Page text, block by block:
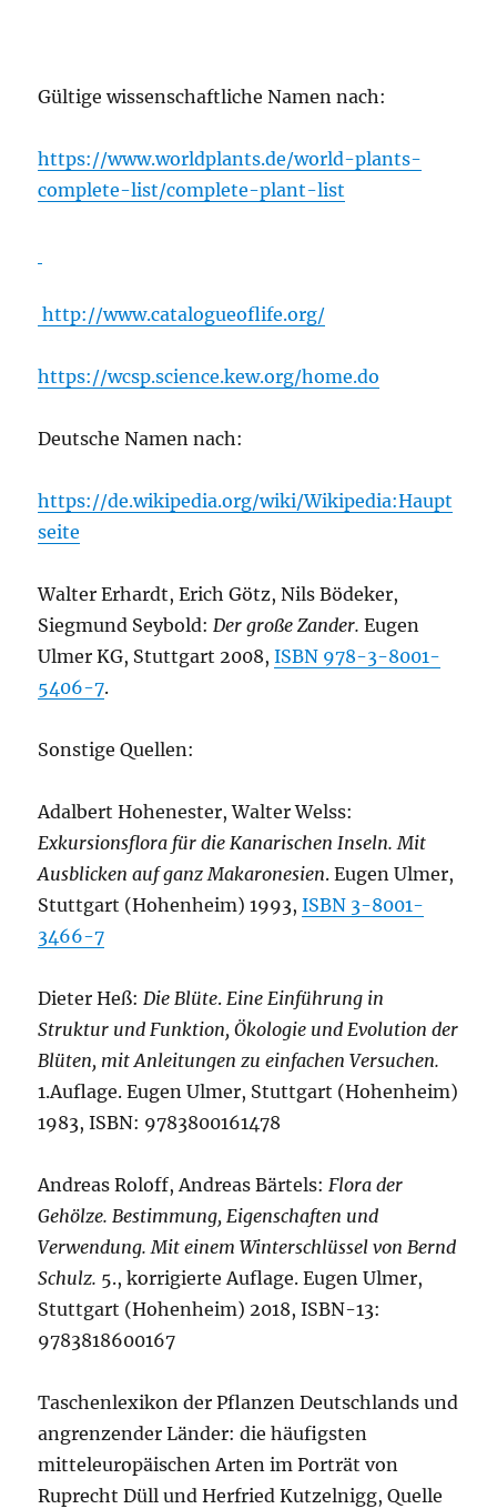
Gültige wissenschaftliche Namen nach:
https://www.worldplants.de/world-plants-
complete-list/complete-plant-list
http://www.catalogueoflife.org/
https://wcsp.science.kew.org/home.do
Deutsche Namen nach:
https://de.wikipedia.org/wiki/Wikipedia:Haupt
seite
Walter Erhardt, Erich Götz, Nils Bödeker,
Siegmund Seybold:Der große Zander. Eugen
Ulmer KG, Stuttgart 2008,ISBN 978-3-8001-
5406-7.
Sonstige Quellen:
Adalbert Hohenester, Walter Welss:
Exkursionsflora für die Kanarischen Inseln. Mit
Ausblicken auf ganz Makaronesien. Eugen Ulmer,
Stuttgart (Hohenheim) 1993,ISBN 3-8001-
3466-7
Dieter Heß:Die Blüte. Eine Einführung in
Struktur und Funktion, Ökologie und Evolution der
Blüten, mit Anleitungen zu einfachen Versuchen.
1.Auflage. Eugen Ulmer, Stuttgart (Hohenheim)
1983, ISBN: 9783800161478
Andreas Roloff, Andreas Bärtels:Flora der
Gehölze. Bestimmung, Eigenschaften und
Verwendung. Mit einem Winterschlüssel von Bernd
Schulz. 5., korrigierte Auflage. Eugen Ulmer,
Stuttgart (Hohenheim) 2018, ISBN-13:
9783818600167
Taschenlexikon der Pflanzen Deutschlands und
angrenzender Länder: die häufigsten
mitteleuropäischen Arten im Porträt von
Ruprecht Düll und Herfried Kutzelnigg, Quelle